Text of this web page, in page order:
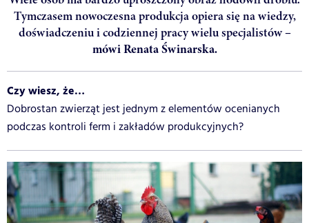
Tymczasem nowoczesna produkcja opiera się na wiedzy,
doświadczeniu i codziennej pracy wielu specjalistów–
mówi Renata Świnarska.
Czy wiesz, że…
Dobrostan zwierząt jest jednym z elementów ocenianych
podczas kontroli ferm i zakładów produkcyjnych?